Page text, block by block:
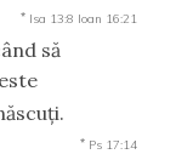
* Isa 13:8 Ioan 16:21
să
* Ps 17:14